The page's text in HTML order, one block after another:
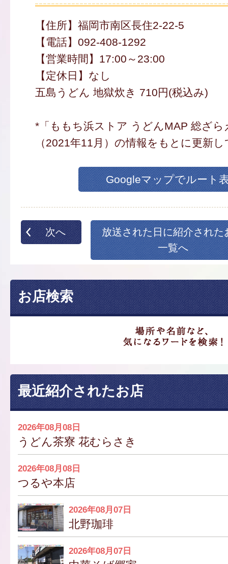
【住所】福岡市南区長住2-22-5
【電話】092-408-1292
【営業時間】17:00～23:00
【定休日】なし
五島うどん 地獄炊き 710円(税込み)
*「ももち浜ストア うどんMAP 総ざら
（2021年11月）の情報をもとに更新
Googleマップでルート
次へ
放送された日に紹介された
一覧へ
お店検索
最近紹介されたお店
2026年08月08日
うどん茶寮 花むらさき
2026年08月08日
つるや本店
2026年08月07日
北野珈琲
2026年08月07日